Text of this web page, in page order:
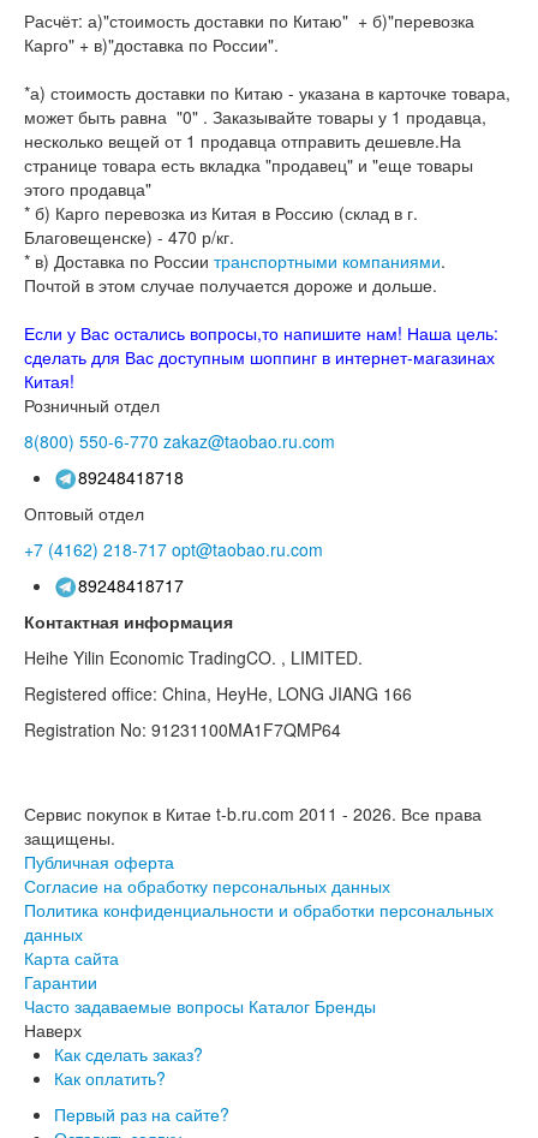
Расчёт: а)"стоимость доставки по Китаю" + б)"перевозка
Карго" + в)"доставка по России".
*а) стоимость доставки по Китаю - указана в карточке товара,
может быть равна "0" . Заказывайте товары у 1 продавца,
несколько вещей от 1 продавца отправить дешевле.На
странице товара есть вкладка "продавец" и "еще товары
этого продавца"
* б) Карго перевозка из Китая в Россию (склад в г.
Благовещенске) - 470 р/кг.
* в) Доставка по России транспортными компаниями.
Почтой в этом случае получается дороже и дольше.
Если у Вас остались вопросы,то напишите нам! Наша цель:
сделать для Вас доступным шоппинг в интернет-магазинах
Китая!
Розничный отдел
8(800) 550-6-770 zakaz@taobao.ru.com
89248418718
Оптовый отдел
+7 (4162) 218-717 opt@taobao.ru.com
89248418717
Контактная информация
Heihe Yilin Economic TradingCO. , LIMITED.
Registered office: China, HeyHe, LONG JIANG 166
Registration No: 91231100MA1F7QMP64
Сервис покупок в Китае t-b.ru.com 2011 - 2026. Все права
защищены.
Публичная оферта
Согласие на обработку персональных данных
Политика конфиденциальности и обработки персональных
данных
Карта сайта
Гарантии
Часто задаваемые вопросы Каталог Бренды
Наверх
Как сделать заказ?
Как оплатить?
Первый раз на сайте?